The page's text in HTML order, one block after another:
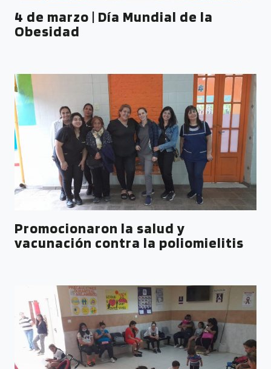
4 de marzo | Día Mundial de la
Obesidad
Promocionaron la salud y
vacunación contra la poliomielitis